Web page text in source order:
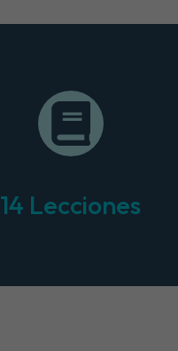
14 Lecciones